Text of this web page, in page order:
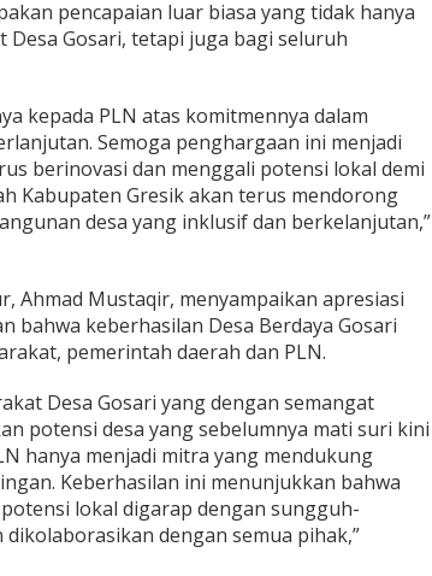
pencapaian luar biasa yang tidak hanya
Gosari, tetapi juga bagi seluruh
kepada PLN atas komitmennya dalam
Semoga penghargaan ini menjadi
berinovasi dan menggali potensi lokal demi
Kabupaten Gresik akan terus mendorong
desa yang inklusif dan berkelanjutan,”
Ahmad Mustaqir, menyampaikan apresiasi
bahwa keberhasilan Desa Berdaya Gosari
pemerintah daerah dan PLN.
Desa Gosari yang dengan semangat
potensi desa yang sebelumnya mati suri kini
hanya menjadi mitra yang mendukung
Keberhasilan ini menunjukkan bahwa
lokal digarap dengan sungguh-
dengan semua pihak,”